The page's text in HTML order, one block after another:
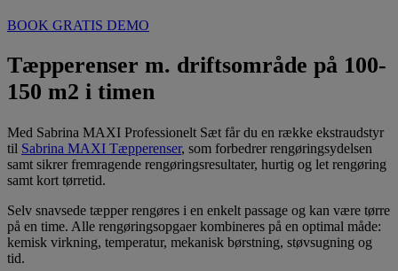
BOOK GRATIS DEMO
Tæpperenser m. driftsområde på 100-
150 m2 i timen
Med Sabrina MAXI Professionelt Sæt får du en række ekstraudstyr
til Sabrina MAXI Tæpperenser, som forbedrer rengøringsydelsen
samt sikrer fremragende rengøringsresultater, hurtig og let rengøring
samt kort tørretid.
Selv snavsede tæpper rengøres i en enkelt passage og kan være tørre
på en time. Alle rengøringsopgaer kombineres på en optimal måde:
kemisk virkning, temperatur, mekanisk børstning, støvsugning og
tid.